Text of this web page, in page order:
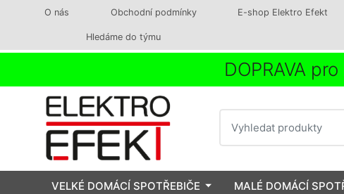
O nás Obchodní podmínky E-shop Elektro Efekt
Hledáme do týmu
DOPRAVA
VELKÉ DOMÁCÍ SPOTŘEBIČE MALÉ DOMÁCÍ